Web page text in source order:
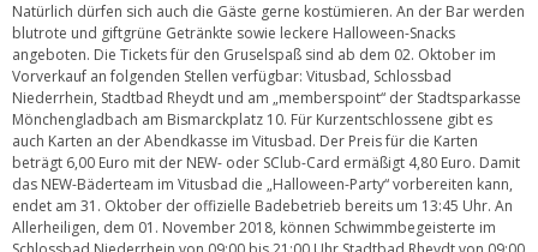
Natürlich dürfen sich auch die Gäste gerne kostümieren. An der Bar werden
blutrote und giftgrüne Getränkte sowie leckere Halloween-Snacks
angeboten. Die Tickets für den Gruselspaß sind ab dem 02. Oktober im
Vorverkauf an folgenden Stellen verfügbar: Vitusbad, Schlossbad
Niederrhein, Stadtbad Rheydt und am „memberspoint“ der Stadtsparkasse
Mönchengladbach am Bismarckplatz 10. Für Kurzentschlossene gibt es
auch Karten an der Abendkasse im Vitusbad. Der Preis für die Karten
beträgt 6,00 Euro mit der NEW- oder SClub-Card ermäßigt 4,80 Euro. Damit
das NEW-Bäderteam im Vitusbad die „Halloween-Party“ vorbereiten kann,
endet am 31. Oktober der offizielle Badebetrieb bereits um 13:45 Uhr. An
Allerheiligen, dem 01. November 2018, können Schwimmbegeisterte im